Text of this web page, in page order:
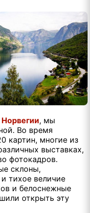
, мы
Во время
картин, многие из
выставках,
фотокадров.
склоны,
тихое величие
и белоснежные
открыть эту